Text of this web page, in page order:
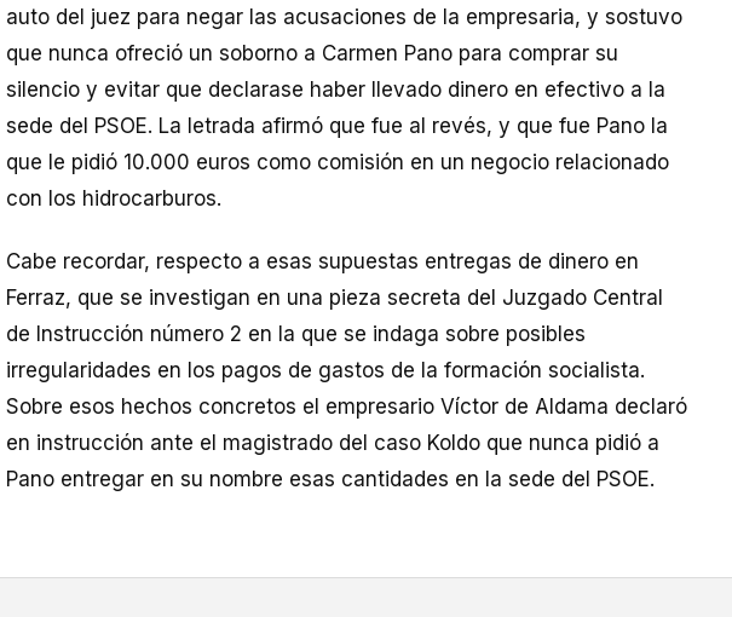
auto del juez para negar las acusaciones de la empresaria, y sostuvo
que nunca ofreció un soborno a Carmen Pano para comprar su
silencio y evitar que declarase haber llevado dinero en efectivo a la
sede del PSOE. La letrada afirmó que fue al revés, y que fue Pano la
que le pidió 10.000 euros como comisión en un negocio relacionado
con los hidrocarburos.
Cabe recordar, respecto a esas supuestas entregas de dinero en
Ferraz, que se investigan en una pieza secreta del Juzgado Central
de Instrucción número 2 en la que se indaga sobre posibles
irregularidades en los pagos de gastos de la formación socialista.
Sobre esos hechos concretos el empresario Víctor de Aldama declaró
en instrucción ante el magistrado del caso Koldo que nunca pidió a
Pano entregar en su nombre esas cantidades en la sede del PSOE.